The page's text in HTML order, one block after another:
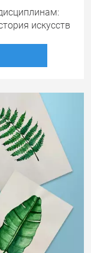
искусств